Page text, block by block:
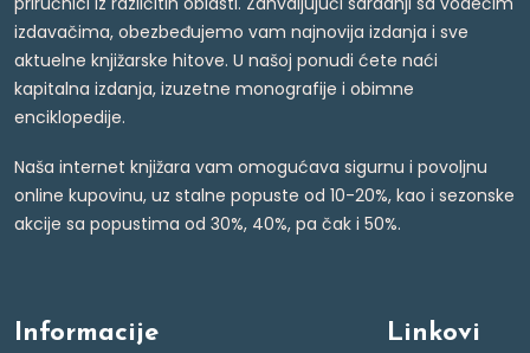
izdavačima, obezbeđujemo vam najnovija izdanja i sve
aktuelne knjižarske hitove. U našoj ponudi ćete naći
kapitalna izdanja, izuzetne monografije i obimne
enciklopedije.
Naša internet knjižara vam omogućava sigurnu i povoljnu
online kupovinu, uz stalne popuste od 10-20%, kao i sezonske
akcije sa popustima od 30%, 40%, pa čak i 50%.
Informacije Linkovi